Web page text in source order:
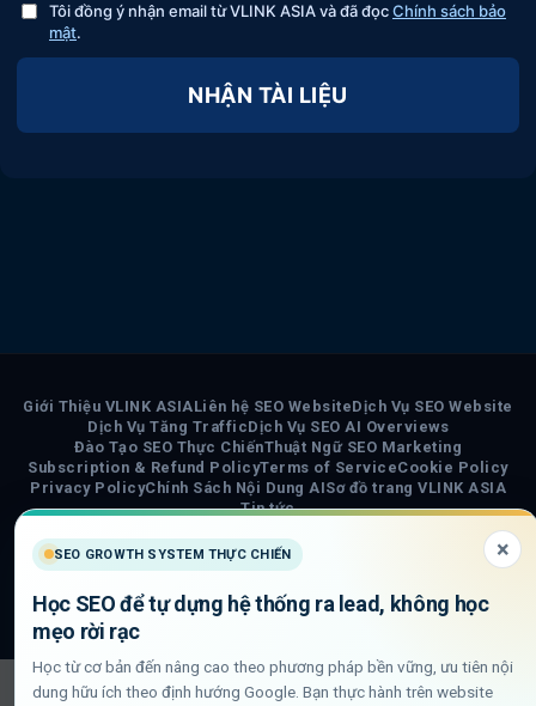
Tôi đồng ý nhận email từ VLINK ASIA và đã đọcChính sách bảo
mật.
NHẬN TÀI LIỆU
Visa PayPal Stripe MasterCard
Cash
Giới Thiệu VLINK ASIALiên hệ SEO WebsiteDịch Vụ SEO Website
Dịch Vụ Tăng TrafficDịch Vụ SEO AI Overviews
Đào Tạo SEO Thực ChiếnThuật Ngữ SEO Marketing
Subscription & Refund PolicyTerms of ServiceCookie Policy
Privacy PolicyChính Sách Nội Dung AISơ đồ trang VLINK ASIA
Tin tức
COPYRIGHT 2026 ©VLINK ASIA
SEO GROWTH SYSTEM THỰC CHIẾN ×
Học SEO để tự dựng hệ thống ra lead, không học
mẹo rời rạc
Học từ cơ bản đến nâng cao theo phương pháp bền vững, ưu tiên nội
dung hữu ích theo định hướng Google. Bạn thực hành trên website